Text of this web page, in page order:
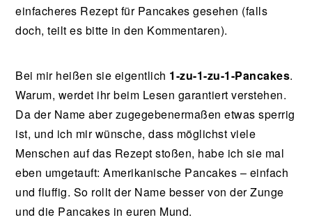
einfacheres Rezept für Pancakes gesehen (falls
doch, teilt es bitte in den Kommentaren).
Bei mir heißen sie eigentlich 1-zu-1-zu-1-Pancakes.
Warum, werdet ihr beim Lesen garantiert verstehen.
Da der Name aber zugegebenermaßen etwas sperrig
ist, und ich mir wünsche, dass möglichst viele
Menschen auf das Rezept stoßen, habe ich sie mal
eben umgetauft: Amerikanische Pancakes – einfach
und fluffig. So rollt der Name besser von der Zunge
und die Pancakes in euren Mund.